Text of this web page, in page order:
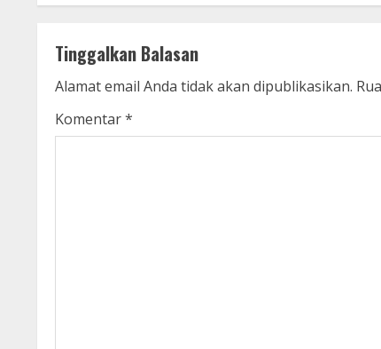
i
n
u
Tinggalkan Balasan
Alamat email Anda tidak akan dipublikasikan.
Komentar*